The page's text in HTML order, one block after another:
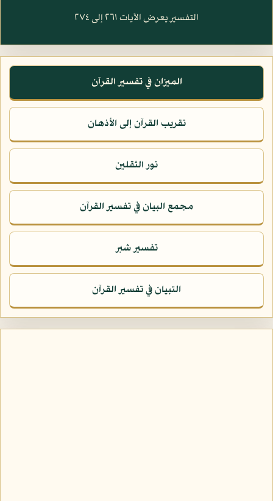
التفسير يعرض الآيات ٢٦١ إلى ٢٧٤
الميزان في تفسير القرآن
تقريب القرآن إلى الأذهان
نور الثقلين
مجمع البيان في تفسير القرآن
تفسير شبر
التبيان في تفسير القرآن